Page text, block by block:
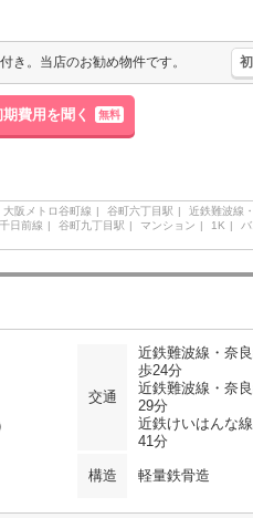
き。当店のお勧め物件です。
期費用を聞く 無料
大阪メトロ谷町線 谷町六丁目駅
近鉄難波線
日前線 谷町九丁目駅 マンション 1K
交通
近鉄難波線・奈
歩24分
近鉄難波線・奈
29分
近鉄けいはんな
41分
構造 軽量鉄骨造